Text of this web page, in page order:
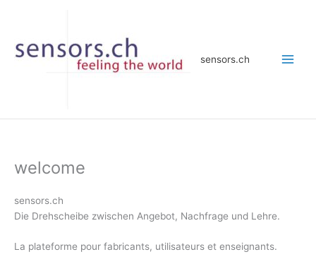
sensors.ch
welcome
sensors.ch
Die Drehscheibe zwischen Angebot, Nachfrage und Lehre.
La plateforme pour fabricants, utilisateurs et enseignants.